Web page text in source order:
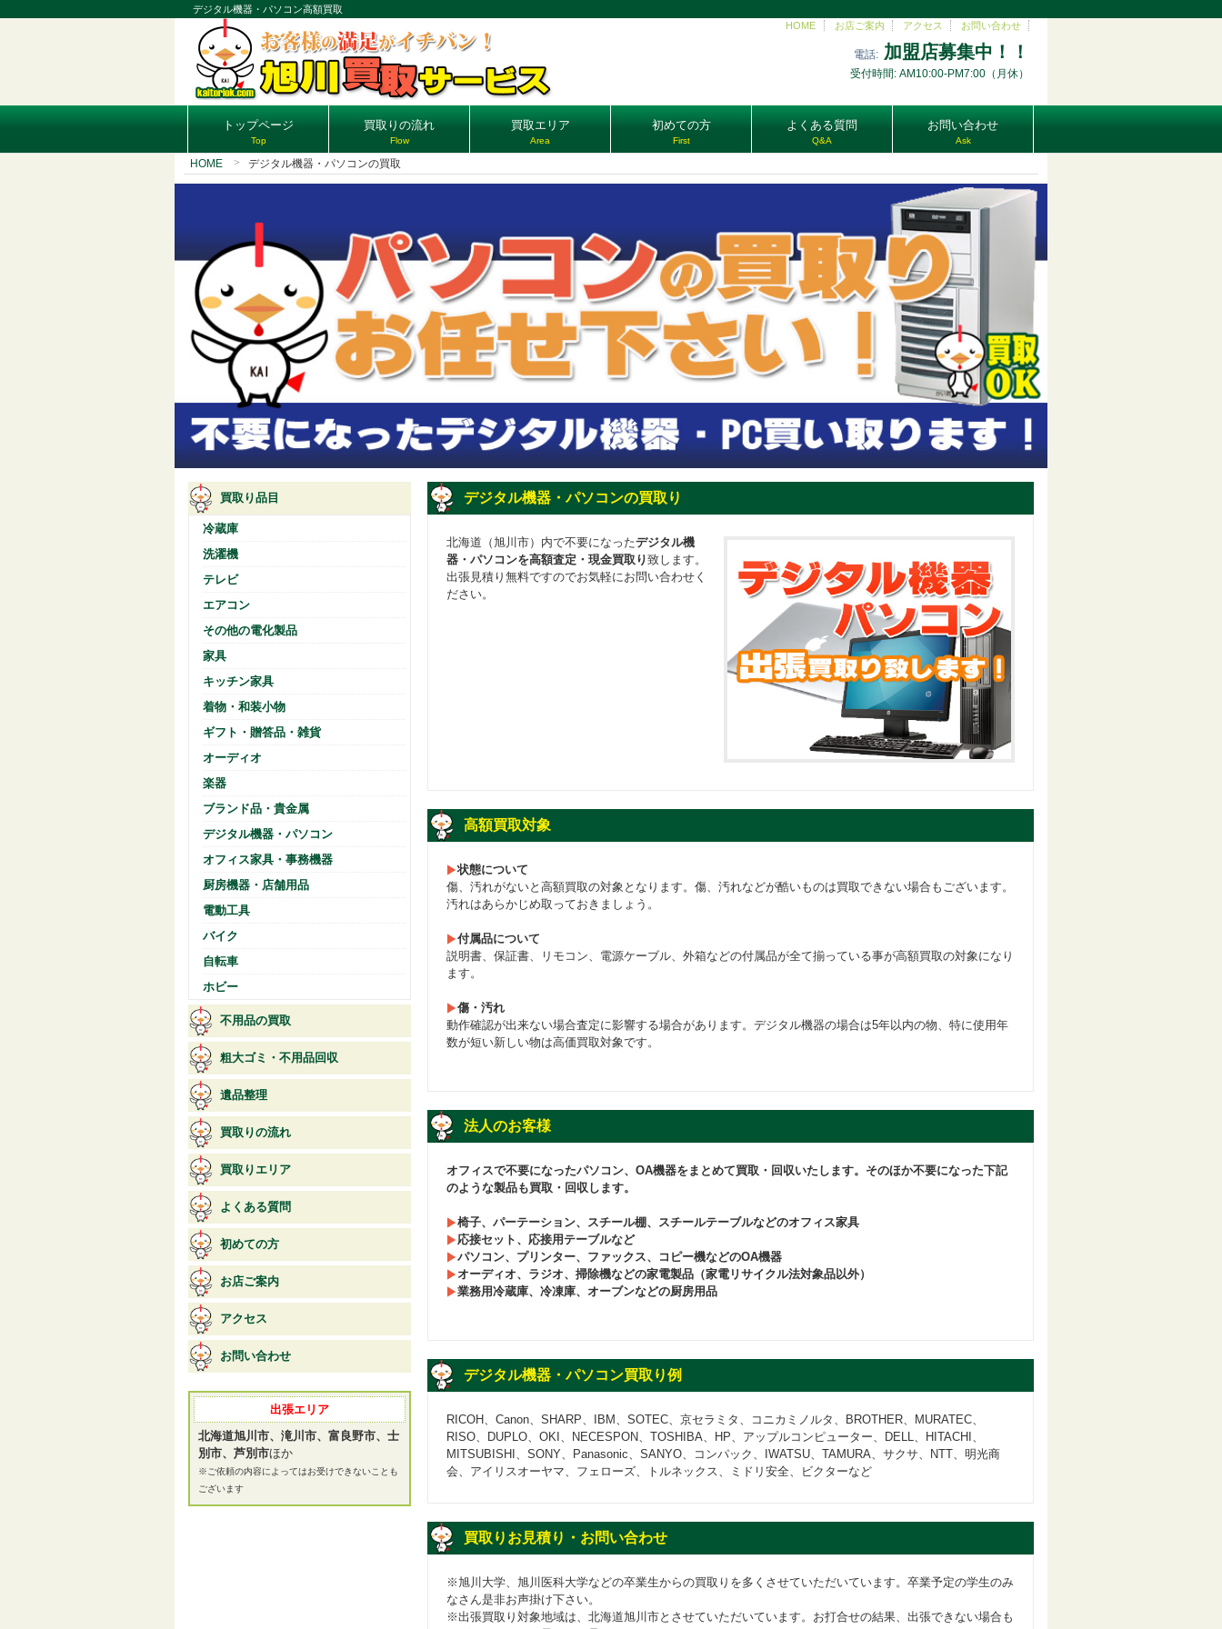
デジタル機器・パソコン高額買取
HOME
お店ご案内 アクセス お問い合わせ
電話: 加盟店募集中！！
受付時間: AM10:00-PM7:00（月休）
トップページ
Top
買取りの流れ
Flow
買取エリア
Area
初めての方
First
よくある質問
Q&A
お問い合わせ
Ask
HOME デジタル機器・パソコンの買取
デジタル機器・パソコンの買取り
北海道（旭川市）内で不要になったデジタル機
器・パソコンを高額査定・現金買取り致します。
出張見積り無料ですのでお気軽にお問い合わせく
ださい。
高額買取対象
状態について
傷、汚れがないと高額買取の対象となります。傷、汚れなどが酷いものは買取できない場合もございます。
汚れはあらかじめ取っておきましょう。
付属品について
説明書、保証書、リモコン、電源ケーブル、外箱などの付属品が全て揃っている事が高額買取の対象になり
ます。
傷・汚れ
動作確認が出来ない場合査定に影響する場合があります。デジタル機器の場合は5年以内の物、特に使用年
数が短い新しい物は高価買取対象です。
法人のお客様
オフィスで不要になったパソコン、OA機器をまとめて買取・回収いたします。そのほか不要になった下記
のような製品も買取・回収します。
椅子、パーテーション、スチール棚、スチールテーブルなどのオフィス家具
応接セット、応接用テーブルなど
パソコン、プリンター、ファックス、コピー機などのOA機器
オーディオ、ラジオ、掃除機などの家電製品（家電リサイクル法対象品以外）
業務用冷蔵庫、冷凍庫、オーブンなどの厨房用品
デジタル機器・パソコン買取り例
RICOH、Canon、SHARP、IBM、SOTEC、京セラミタ、コニカミノルタ、BROTHER、MURATEC、
RISO、DUPLO、OKI、NECESPON、TOSHIBA、HP、アップルコンピューター、DELL、HITACHI、
MITSUBISHI、SONY、Panasonic、SANYO、コンパック、IWATSU、TAMURA、サクサ、NTT、明光商
会、アイリスオーヤマ、フェローズ、トルネックス、ミドリ安全、ビクターなど
買取りお見積り・お問い合わせ
※旭川大学、旭川医科大学などの卒業生からの買取りを多くさせていただいています。卒業予定の学生のみ
なさん是非お声掛け下さい。
※出張買取り対象地域は、北海道旭川市とさせていただいています。お打合せの結果、出張できない場合も
買取り品目
冷蔵庫
洗濯機
テレビ
エアコン
その他の電化製品
家具
キッチン家具
着物・和装小物
ギフト・贈答品・雑貨
オーディオ
楽器
ブランド品・貴金属
デジタル機器・パソコン
オフィス家具・事務機器
厨房機器・店舗用品
電動工具
バイク
自転車
ホビー
不用品の買取
粗大ゴミ・不用品回収
遺品整理
買取りの流れ
買取りエリア
よくある質問
初めての方
お店ご案内
アクセス
お問い合わせ
出張エリア
北海道旭川市、滝川市、富良野市、士
別市、芦別市ほか
※ご依頼の内容によってはお受けできないことも
ございます